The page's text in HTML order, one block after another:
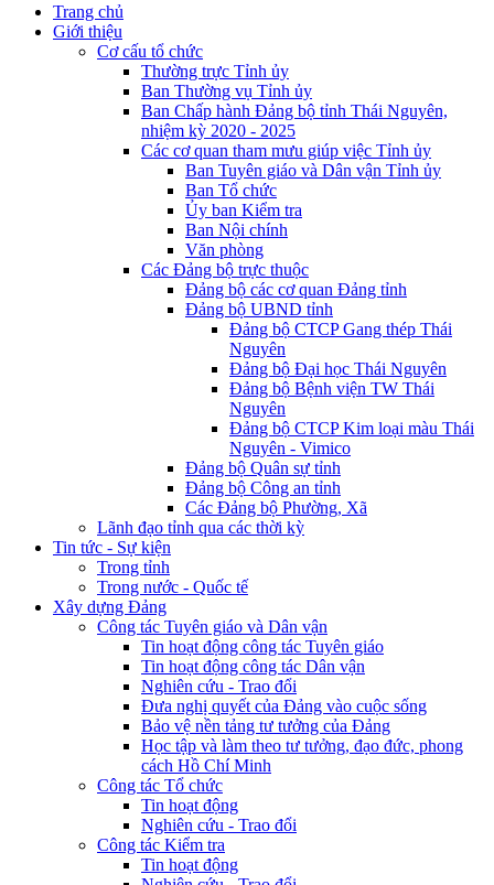
Trang chủ
Giới thiệu
Cơ cấu tổ chức
Thường trực Tỉnh ủy
Ban Thường vụ Tỉnh ủy
Ban Chấp hành Đảng bộ tỉnh Thái Nguyên,
nhiệm kỳ 2020 - 2025
Các cơ quan tham mưu giúp việc Tỉnh ủy
Ban Tuyên giáo và Dân vận Tỉnh ủy
Ban Tổ chức
Ủy ban Kiểm tra
Ban Nội chính
Văn phòng
Các Đảng bộ trực thuộc
Đảng bộ các cơ quan Đảng tỉnh
Đảng bộ UBND tỉnh
Đảng bộ CTCP Gang thép Thái
Nguyên
Đảng bộ Đại học Thái Nguyên
Đảng bộ Bệnh viện TW Thái
Nguyên
Đảng bộ CTCP Kim loại màu Thái
Nguyên - Vimico
Đảng bộ Quân sự tỉnh
Đảng bộ Công an tỉnh
Các Đảng bộ Phường, Xã
Lãnh đạo tỉnh qua các thời kỳ
Tin tức - Sự kiện
Trong tỉnh
Trong nước - Quốc tế
Xây dựng Đảng
Công tác Tuyên giáo và Dân vận
Tin hoạt động công tác Tuyên giáo
Tin hoạt động công tác Dân vận
Nghiên cứu - Trao đổi
Đưa nghị quyết của Đảng vào cuộc sống
Bảo vệ nền tảng tư tưởng của Đảng
Học tập và làm theo tư tưởng, đạo đức, phong
cách Hồ Chí Minh
Công tác Tổ chức
Tin hoạt động
Nghiên cứu - Trao đổi
Công tác Kiểm tra
Tin hoạt động